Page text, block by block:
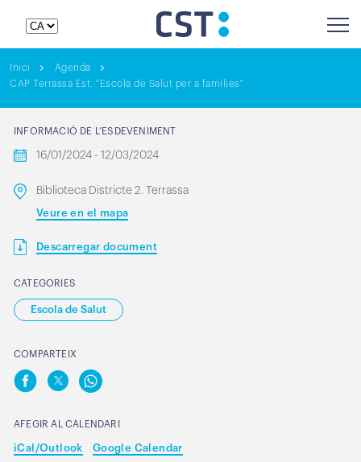
Inici
Agenda
CAP Terrassa Est. "Escola de Salut per a famílies"
INFORMACIÓ DE L’ESDEVENIMENT
16/01/2024 - 12/03/2024
Biblioteca Districte 2. Terrassa
Veure en el mapa
Descarregar document
CATEGORIES
Escola de Salut
COMPARTEIX
AFEGIR AL CALENDARI
iCal/Outlook Google Calendar